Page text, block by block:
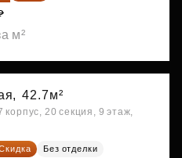
м²
42.7м²
20 секция, 9 этаж,
Без отделки